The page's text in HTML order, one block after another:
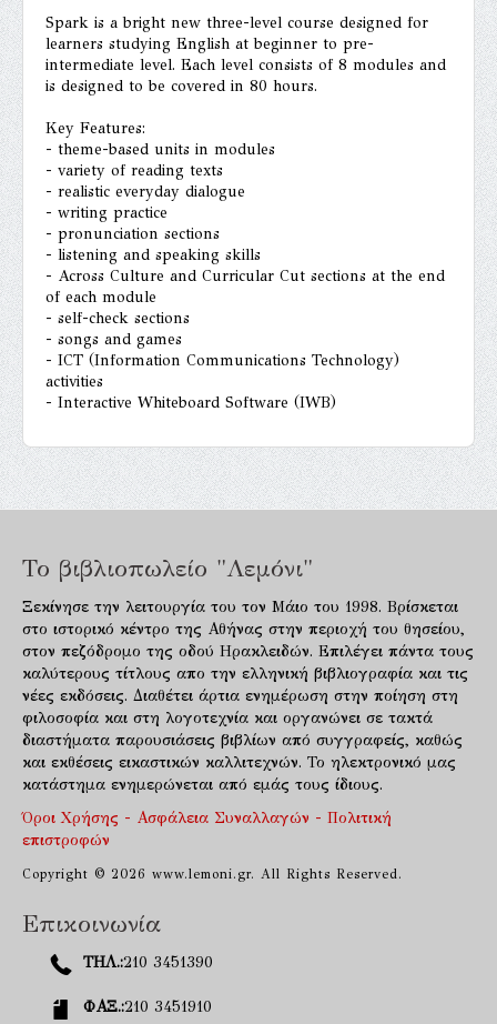
Spark is a bright new three-level course designed for
learners studying English at beginner to pre-
intermediate level. Each level consists of 8 modules and
is designed to be covered in 80 hours.
Key Features:
- theme-based units in modules
- variety of reading texts
- realistic everyday dialogue
- writing practice
- pronunciation sections
- listening and speaking skills
- Across Culture and Curricular Cut sections at the end
of each module
- self-check sections
- songs and games
- ICT (Information Communications Technology)
activities
- Interactive Whiteboard Software (IWB)
Το βιβλιοπωλείο "Λεμόνι"
Ξεκίνησε την λειτουργία του τον Μάιο του 1998. Βρίσκεται
στο ιστορικό κέντρο της Αθήνας στην περιοχή του θησείου,
στον πεζόδρομο της οδού Ηρακλειδών. Επιλέγει πάντα τους
καλύτερους τίτλους απο την ελληνική βιβλιογραφία και τις
νέες εκδόσεις. Διαθέτει άρτια ενημέρωση στην ποίηση στη
φιλοσοφία και στη λογοτεχνία και οργανώνει σε τακτά
διαστήματα παρουσιάσεις βιβλίων από συγγραφείς, καθώς
και εκθέσεις εικαστικών καλλιτεχνών. Το ηλεκτρονικό μας
κατάστημα ενημερώνεται από εμάς τους ίδιους.
Όροι Χρήσης - Ασφάλεια Συναλλαγών - Πολιτική
επιστροφών
Copyright © 2026 www.lemoni.gr. All Rights Reserved.
Επικοινωνία
ΤΗΛ.:210 3451390
ΦΑΞ.:210 3451910